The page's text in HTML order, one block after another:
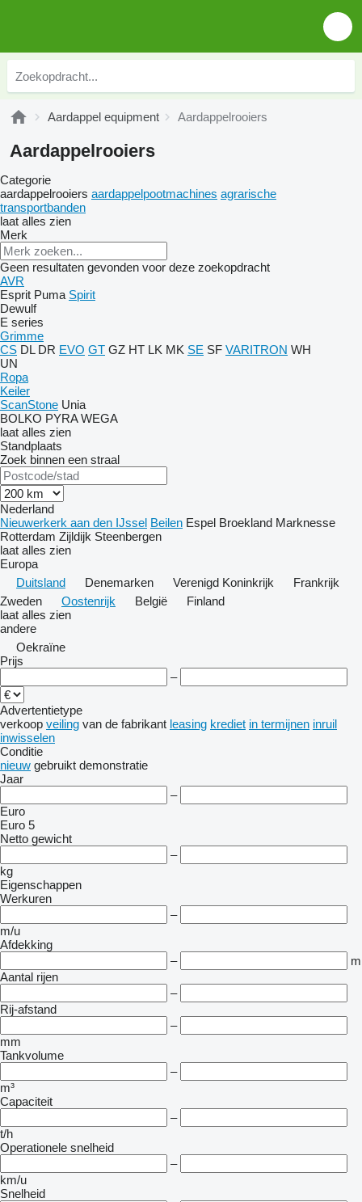
Aardappel equipment Aardappelrooiers
Aardappelrooiers
Categorie
aardappelrooiers aardappelpootmachines agrarische
transportbanden
laat alles zien
Merk
Geen resultaten gevonden voor deze zoekopdracht
AVR
Esprit Puma Spirit
Dewulf
E series
Grimme
CS DL DR EVO GT GZ HT LK MK SE SF VARITRON WH
UN
Ropa
Keiler
ScanStone Unia
BOLKO PYRA WEGA
laat alles zien
Standplaats
Zoek binnen een straal
Nederland
Nieuwerkerk aan den IJssel Beilen Espel Broekland Marknesse
Rotterdam Zijldijk Steenbergen
laat alles zien
Europa
Duitsland
Denemarken Verenigd Koninkrijk
Frankrijk
Zweden
Oostenrijk België
Finland
laat alles zien
andere
Oekraïne
Prijs
–
Advertentietype
verkoop veiling van de fabrikant leasing krediet in termijnen inruil
inwisselen
Conditie
nieuw gebruikt demonstratie
Jaar
–
Euro
Euro 5
Netto gewicht
–
kg
Eigenschappen
Werkuren
–
m/u
Afdekking
–
m
Aantal rijen
–
Rij-afstand
–
mm
Tankvolume
–
m³
Capaciteit
–
t/h
Operationele snelheid
–
km/u
Snelheid